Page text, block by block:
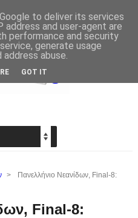
>
Πανελλήνιο Νεανίδων, Final-8:
Final-8:
to deliver its services
address and user-agent are
performance and security
generate usage
abuse.
GOT IT